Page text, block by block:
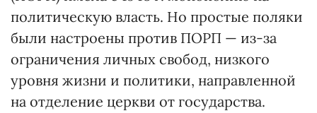
политическую власть. Но простые поляки
были настроены против ПОРП — из-за
ограничения личных свобод, низкого
уровня жизни и политики, направленной
на отделение церкви от государства.